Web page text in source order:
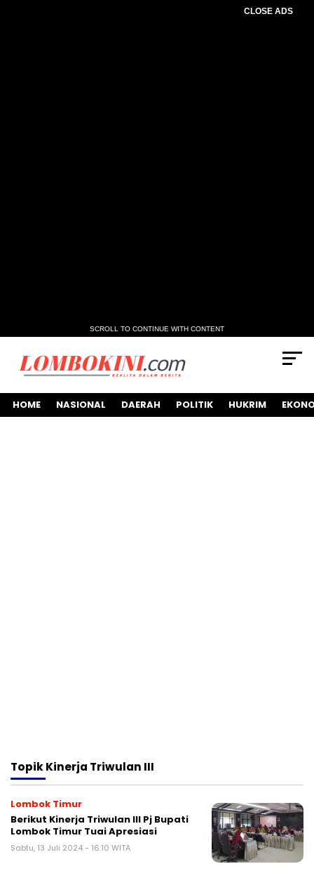
CLOSE ADS
SCROLL TO CONTINUE WITH CONTENT
HOME NASIONAL DAERAH POLITIK HUKRIM
TopikKinerja Triwulan III
Lombok Timur
Berikut Kinerja Triwulan III Pj Bupati
Lombok Timur Tuai Apresiasi
Sabtu, 13 Juli 2024 - 16:10 WITA